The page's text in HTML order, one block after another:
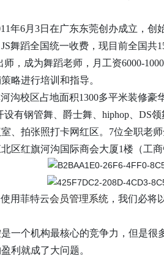
年6月3日在广东东莞创办成立，
舞蹈全国统一收费，现目前全国共
师，成为舞蹈老师，月工资6000-
略进行培训和指导。
沟校区占地面积1300多平米装修
设有钢管舞、爵士舞、hiphop、DS
、拍张照打卡网红区。7位全职老
区红旗河沟国际商会大厦1楼（工商
用菲特云会员管理系统，我们必将
一个机构最核心的竞争力，但是
利就成了大问题。